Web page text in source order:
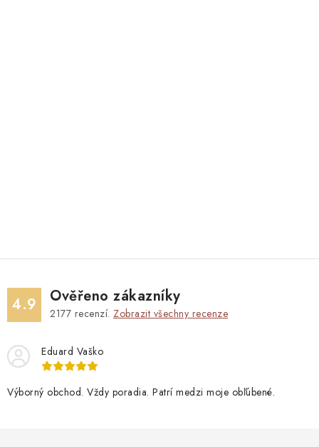
4.9 Ověřeno zákazníky
2177 recenzí. Zobrazit všechny recenze
Eduard Vaško
Výborný obchod. Vždy poradia. Patrí medzi moje obľúbené.